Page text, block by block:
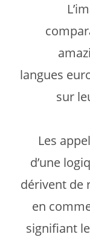
langues
sur
Les
d’une
dérivent de
en
signifiant